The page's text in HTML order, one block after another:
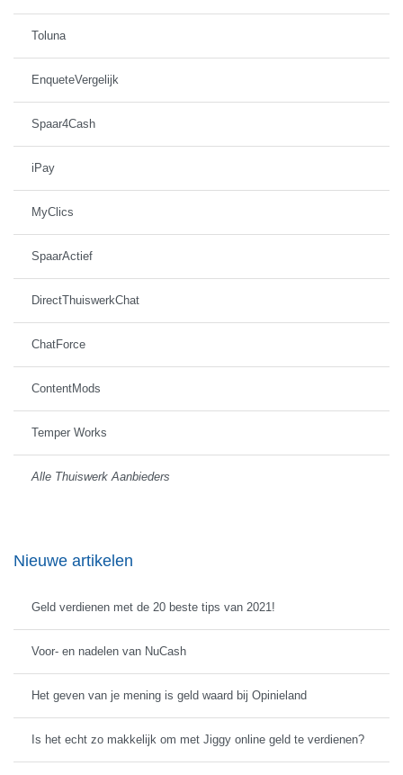
Toluna
EnqueteVergelijk
Spaar4Cash
iPay
MyClics
SpaarActief
DirectThuiswerkChat
ChatForce
ContentMods
Temper Works
Alle Thuiswerk Aanbieders
Nieuwe artikelen
Geld verdienen met de 20 beste tips van 2021!
Voor- en nadelen van NuCash
Het geven van je mening is geld waard bij Opinieland
Is het echt zo makkelijk om met Jiggy online geld te verdienen?